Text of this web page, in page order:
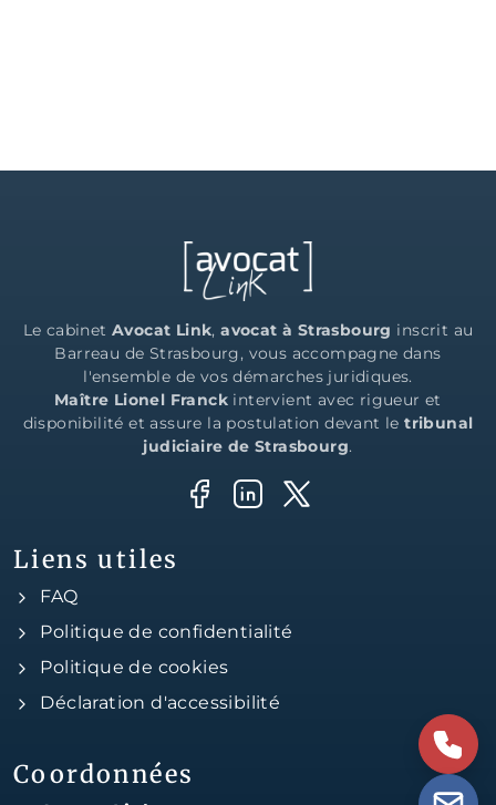
Le cabinetAvocat Link,avocat à Strasbourg inscrit au
Barreau de Strasbourg, vous accompagne dans
l'ensemble de vos démarches juridiques.
Maître Lionel Franck intervient avec rigueur et
disponibilité et assure la postulation devant letribunal
judiciaire de Strasbourg.
Liens utiles
FAQ
Politique de confidentialité
Politique de cookies
Déclaration d'accessibilité
Coordonnées